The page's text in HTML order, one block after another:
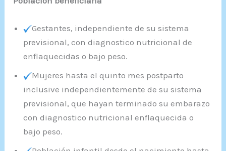
Gestantes, independiente de su sistema
previsional, con diagnostico nutricional de
enflaquecidas o bajo peso.
Mujeres hasta el quinto mes postparto
inclusive independientemente de su sistema
previsional, que hayan terminado su embarazo
con diagnostico nutricional enflaquecida o
bajo peso.